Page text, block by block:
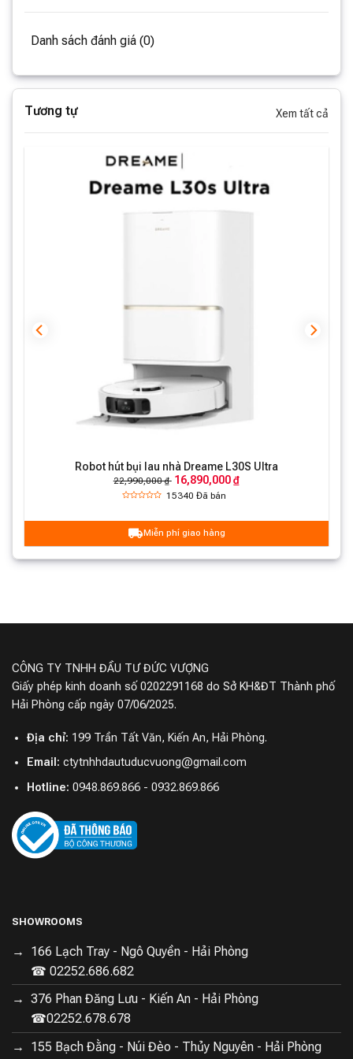
Công nghệ phát hiện bụi bẩn
các cảm biến quang học đặc biệt. Chúng có khả năng
sạc giặt giẻ khi cần thiết. Nhờ đó mà cây lau nhà luôn
được giữ cho sạch sẽ và hoạt động một cách hiệu quả,
bạn cũng không cần phải thay thế cây lau nhà thường
Bên cạnh đó, Dreame L20 Ultra cũng có khả năng xác
vực có vết bẩn cứng đầu. Điều này đảm bảo rằng không
góc nào trên sàn nhà của bạn bị bỏ sót, giúp việc làm
sạch được tối ưu với robot hút bụi lau nhà Dreame L20
Ultra.
Danh sách đánh giá (0)
Tương tự Xem tất cả
Robot hút bụi lau nhà Dreame L30S Ultra
22,990,000 ₫ 16,890,000 ₫
15340Đã bán
Miễn phí giao hàng
CÔNG TY TNHH ĐẦU TƯ ĐỨC VƯỢNG
Giấy phép kinh doanh số 0202291168 do Sở KH&ĐT Thành phố
Hải Phòng cấp ngày 07/06/2025.
Địa chỉ: 199 Trần Tất Văn, Kiến An, Hải Phòng.
Email: ctytnhhdautuducvuong@gmail.com
Hotline: 0948.869.866 - 0932.869.866
SHOWROOMS
166 Lạch Tray - Ngô Quyền - Hải Phòng
☎ 02252.686.682
376 Phan Đăng Lưu - Kiến An - Hải Phòng
☎02252.678.678
155 Bạch Đằng - Núi Đèo - Thủy Nguyên - Hải Phòng